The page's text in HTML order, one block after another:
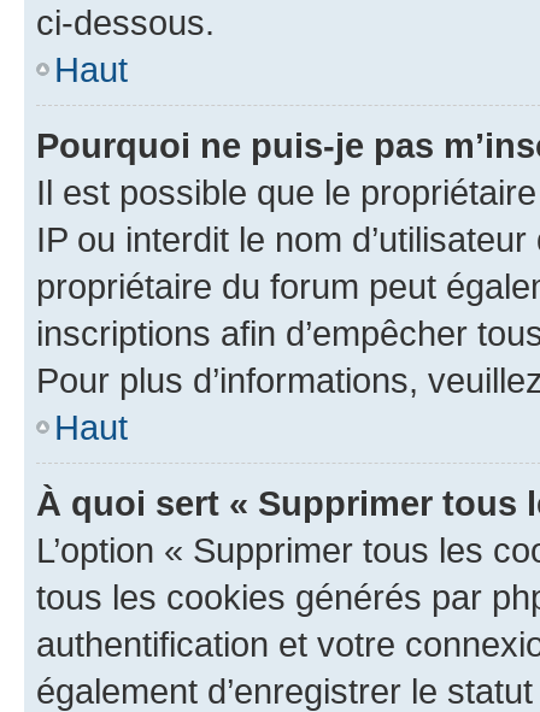
ci-dessous.
Haut
Pourquoi ne puis-je pas
Il est possible que le
IP ou interdit le nom
propriétaire du forum peut
inscriptions afin d’empêcher
Pour plus d’informations,
Haut
À quoi sert « Supprimer tous
L’option « Supprimer tous les
tous les cookies générés par
authentification et votre
également d’enregistrer le